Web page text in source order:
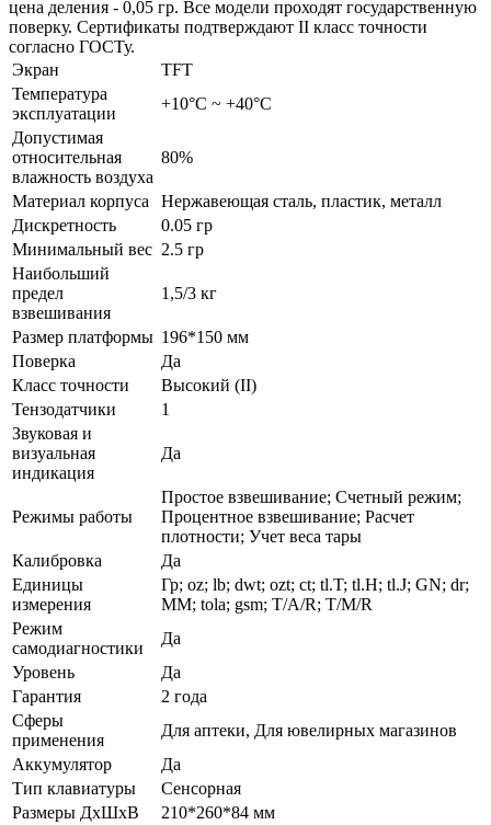
цена деления - 0,05 гр. Все модели проходят государственную
поверку. Сертификаты подтверждают II класс точности
согласно ГОСТу.
Экран
TFT
Температура
эксплуатации
+10°С ~ +40°С
Допустимая
относительная
влажность воздуха
80%
Материал корпуса
Нержавеющая сталь, пластик, металл
Дискретность
0.05 гр
Минимальный вес 2.5 гр
Наибольший
предел
взвешивания
1,5/3 кг
Размер платформы 196*150 мм
Поверка
Да
Класс точности
Высокий (II)
Тензодатчики
1
Звуковая и
визуальная
индикация
Да
Режимы работы
Простое взвешивание; Счетный режим;
Процентное взвешивание; Расчет
плотности; Учет веса тары
Калибровка
Да
Единицы
измерения
Гр; oz; lb; dwt; ozt; ct; tl.T; tl.H; tl.J; GN; dr;
MM; tola; gsm; T/A/R; T/M/R
Режим
самодиагностики
Да
Уровень
Да
Гарантия
2 года
Сферы
применения
Для аптеки, Для ювелирных магазинов
Аккумулятор
Да
Тип клавиатуры
Сенсорная
Размеры ДхШхВ
210*260*84 мм